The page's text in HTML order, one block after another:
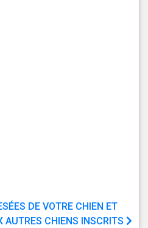
DE VOTRE CHIEN ET
AUTRES CHIENS INSCRITS